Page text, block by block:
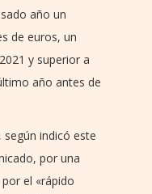
año un
de euros, un
y superior a
año antes de
según indicó este
por una
el «rápido